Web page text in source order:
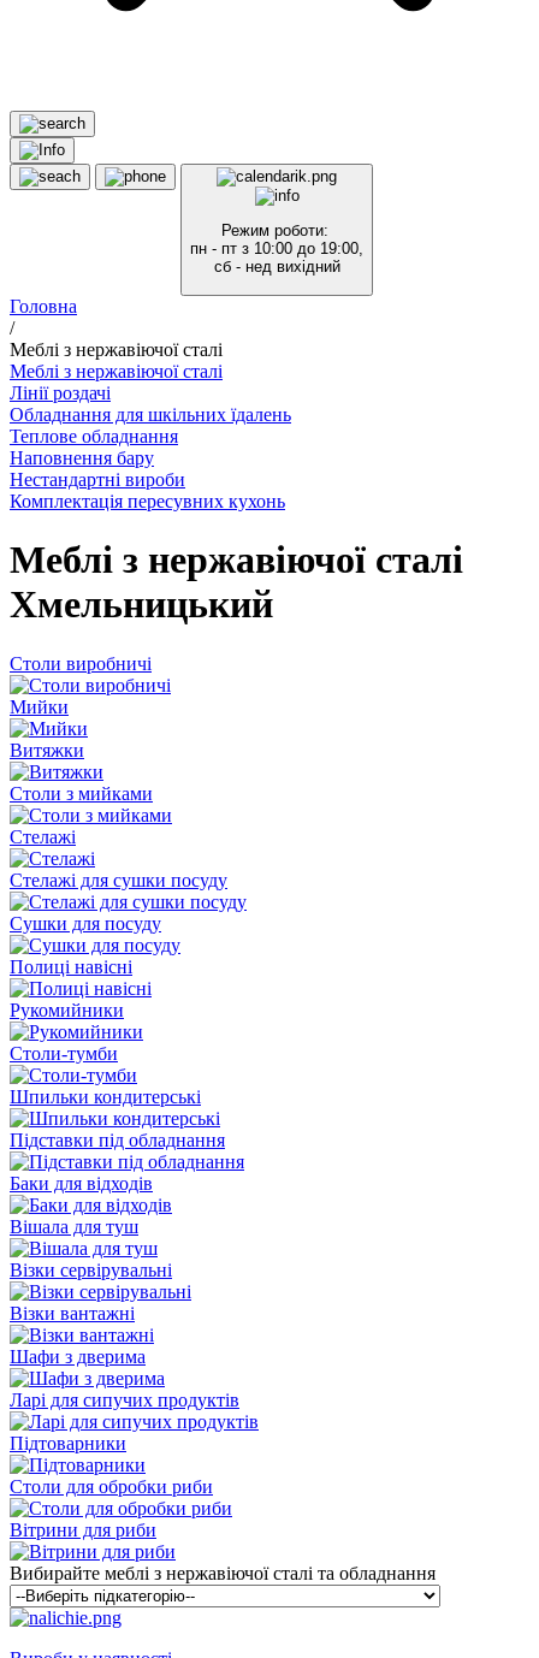
Режим роботи:
пн - пт з 10:00 до 19:00,
сб - нед вихідний
Головна
/
Меблі з нержавіючої сталі
Меблі з нержавіючої сталі
Лінії роздачі
Обладнання для шкільних їдалень
Теплове обладнання
Наповнення бару
Нестандартні вироби
Комплектація пересувних кухонь
Меблі з нержавіючої сталі
Хмельницький
Столи виробничі
Мийки
Витяжки
Столи з мийками
Стелажі
Стелажі для сушки посуду
Сушки для посуду
Полиці навісні
Рукомийники
Столи-тумби
Шпильки кондитерські
Підставки під обладнання
Баки для відходів
Вішала для туш
Візки сервірувальні
Візки вантажні
Шафи з дверима
Ларі для сипучих продуктів
Підтоварники
Столи для обробки риби
Вітрини для риби
Вибирайте меблі з нержавіючої сталі та обладнання